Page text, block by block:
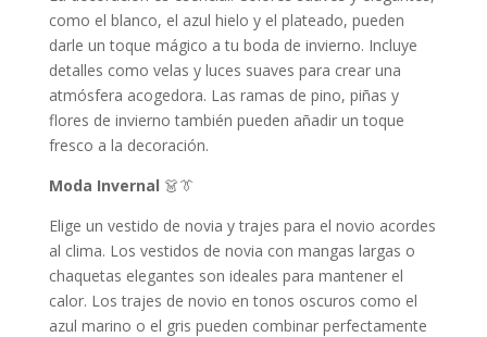
como el blanco, el azul hielo y el plateado, pueden
darle un toque mágico a tu boda de invierno. Incluye
detalles como velas y luces suaves para crear una
atmósfera acogedora. Las ramas de pino, piñas y
flores de invierno también pueden añadir un toque
fresco a la decoración.
Moda Invernal 👗👔
Elige un vestido de novia y trajes para el novio acordes
al clima. Los vestidos de novia con mangas largas o
chaquetas elegantes son ideales para mantener el
calor. Los trajes de novio en tonos oscuros como el
azul marino o el gris pueden combinar perfectamente